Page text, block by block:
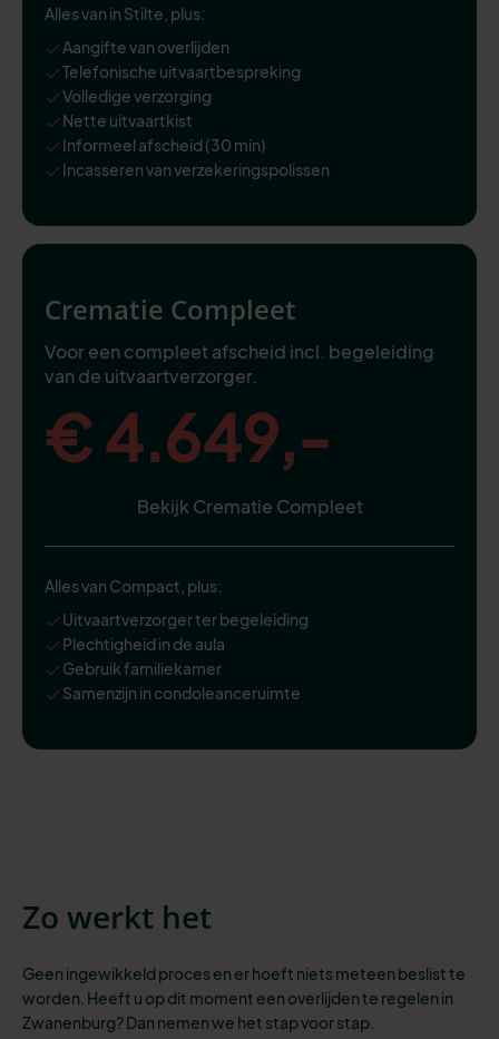
Alles van in Stilte, plus:
Aangifte van overlijden
Telefonische uitvaartbespreking
Volledige verzorging
Nette uitvaartkist
Informeel afscheid (30 min)
Incasseren van verzekeringspolissen
Crematie Compleet
Voor een compleet afscheid incl. begeleiding
van de uitvaartverzorger.
€ 4.649,-
Bekijk Crematie Compleet
Alles van Compact, plus:
Uitvaartverzorger ter begeleiding
Plechtigheid in de aula
Gebruik familiekamer
Samenzijn in condoleanceruimte
Zo werkt het
Geen ingewikkeld proces en er hoeft niets meteen beslist te
worden. Heeft u op dit moment een overlijden te regelen in
Zwanenburg? Dan nemen we het stap voor stap.